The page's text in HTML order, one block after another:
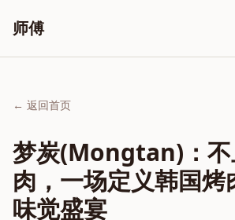
师傅
← 返回首页
梦炭(Mongtan)：不
肉，一场定义韩国烤
味觉盛宴